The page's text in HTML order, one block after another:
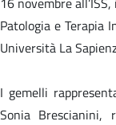
Patologia e Terapia
Università La
I gemelli
Sonia Brescianini,